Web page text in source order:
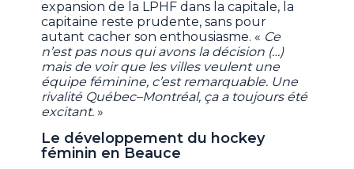
expansion de la LPHF dans la capitale, la
capitaine reste prudente, sans pour
autant cacher son enthousiasme. « Ce
n’est pas nous qui avons la décision (…)
mais de voir que les villes veulent une
équipe féminine, c’est remarquable. Une
rivalité Québec–Montréal, ça a toujours été
excitant. »
Le développement du hockey
féminin en Beauce